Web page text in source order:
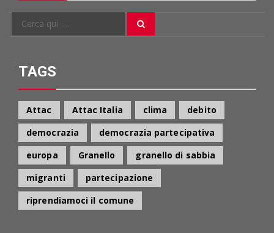
Cerca
TAGS
Attac Attac Italia clima
debito
democrazia
democrazia partecipativa
europa
Granello
granello di sabbia
migranti
partecipazione
riprendiamoci il comune